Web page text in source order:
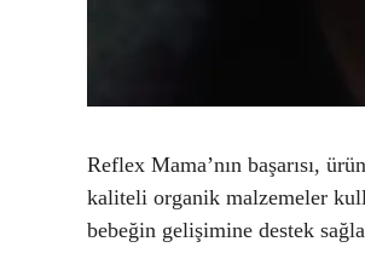
Reflex Mama’nın başarısı,
kaliteli organik malzemeler
bebeğin gelişimine destek